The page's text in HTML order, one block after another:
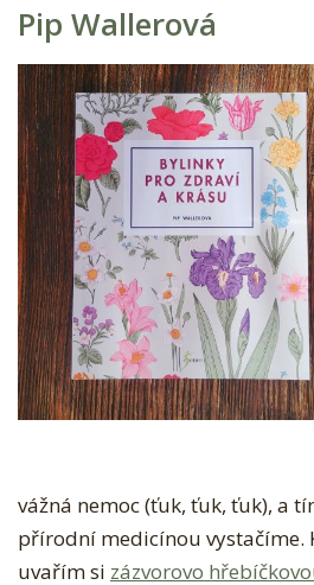
Pip Wallerová
vážná nemoc (ťuk, ťuk, ťuk), a
přírodní medicínou vystačíme.
uvařím si zázvorovo